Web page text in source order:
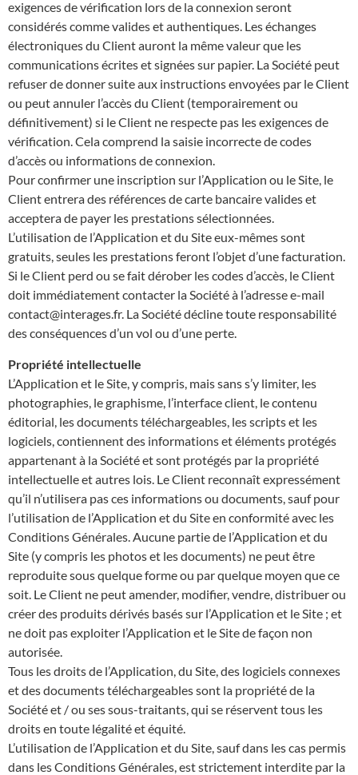
exigences de vérification lors de la connexion seront
considérés comme valides et authentiques. Les échanges
électroniques du Client auront la même valeur que les
communications écrites et signées sur papier. La Société peut
refuser de donner suite aux instructions envoyées par le Client
ou peut annuler l’accès du Client (temporairement ou
définitivement) si le Client ne respecte pas les exigences de
vérification. Cela comprend la saisie incorrecte de codes
d’accès ou informations de connexion.
Pour confirmer une inscription sur l’Application ou le Site, le
Client entrera des références de carte bancaire valides et
acceptera de payer les prestations sélectionnées.
L’utilisation de l’Application et du Site eux-mêmes sont
gratuits, seules les prestations feront l’objet d’une facturation.
Si le Client perd ou se fait dérober les codes d’accès, le Client
doit immédiatement contacter la Société à l’adresse e-mail
contact@interages.fr. La Société décline toute responsabilité
des conséquences d’un vol ou d’une perte.
Propriété intellectuelle
L’Application et le Site, y compris, mais sans s’y limiter, les
photographies, le graphisme, l’interface client, le contenu
éditorial, les documents téléchargeables, les scripts et les
logiciels, contiennent des informations et éléments protégés
appartenant à la Société et sont protégés par la propriété
intellectuelle et autres lois. Le Client reconnaît expressément
qu’il n’utilisera pas ces informations ou documents, sauf pour
l’utilisation de l’Application et du Site en conformité avec les
Conditions Générales. Aucune partie de l’Application et du
Site (y compris les photos et les documents) ne peut être
reproduite sous quelque forme ou par quelque moyen que ce
soit. Le Client ne peut amender, modifier, vendre, distribuer ou
créer des produits dérivés basés sur l’Application et le Site ; et
ne doit pas exploiter l’Application et le Site de façon non
autorisée.
Tous les droits de l’Application, du Site, des logiciels connexes
et des documents téléchargeables sont la propriété de la
Société et / ou ses sous-traitants, qui se réservent tous les
droits en toute légalité et équité.
L’utilisation de l’Application et du Site, sauf dans les cas permis
dans les Conditions Générales, est strictement interdite par la